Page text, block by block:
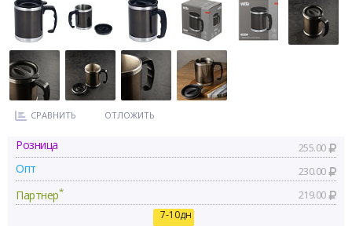
СРАВНИТЬ ОТЛОЖИТЬ
Розница 255.00
Опт 230.00
Партнер* 219.00
7-10дн